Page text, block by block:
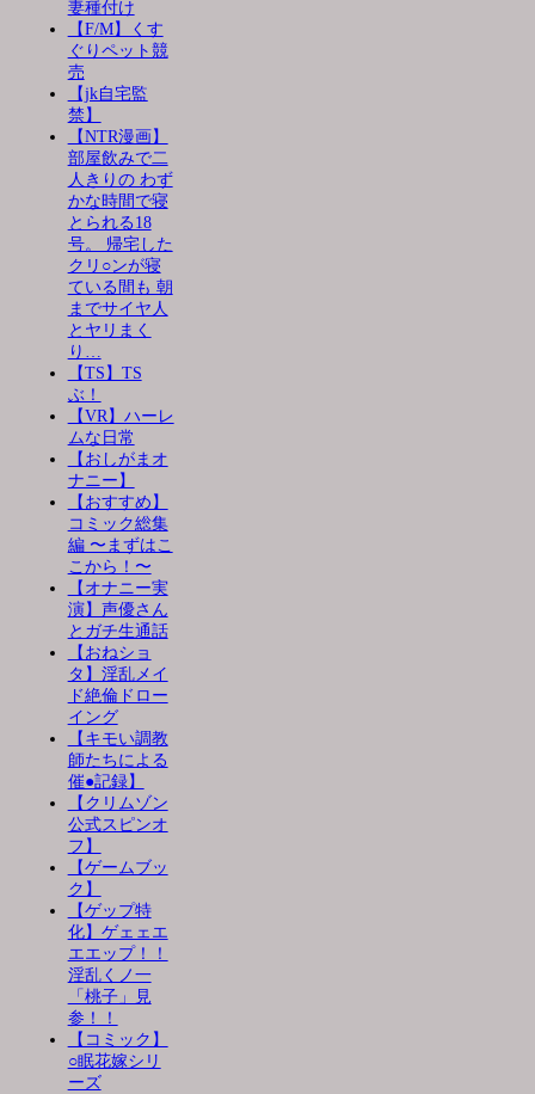
妻種付け
【F/M】くす
ぐりペット競
売
【jk自宅監
禁】
【NTR漫画】
部屋飲みで二
人きりの わず
かな時間で寝
とられる18
号。 帰宅した
クリ○ンが寝
ている間も 朝
までサイヤ人
とヤリまく
り…
【TS】TS
ぶ！
【VR】ハーレ
ムな日常
【おしがまオ
ナニー】
【おすすめ】
コミック総集
編 〜まずはこ
こから！〜
【オナニー実
演】声優さん
とガチ生通話
【おねショ
タ】淫乱メイ
ド絶倫ドロー
イング
【キモい調教
師たちによる
催●記録】
【クリムゾン
公式スピンオ
フ】
【ゲームブッ
ク】
【ゲップ特
化】ゲェェエ
エエップ！！
淫乱くノ一
「桃子」見
参！！
【コミック】
○眠花嫁シリ
ーズ